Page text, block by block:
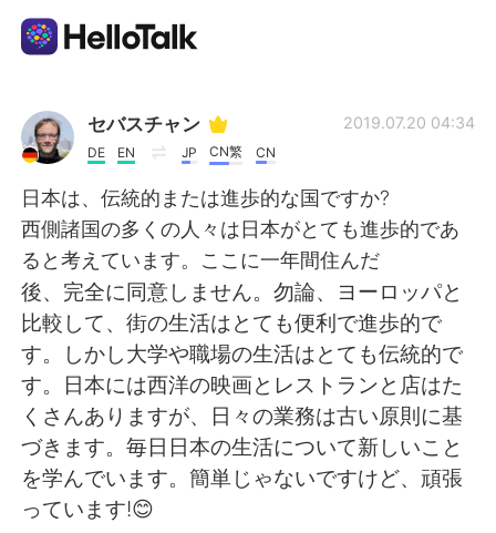
Language Exchange App
AI Grammar Checker
English
简体中文 繁體中文
Español العربية
Français Deutsch
日本語
セバスチャン
DE EN JP CN繁 CN
2019.07.20 04:34
日本は、伝統的または進歩的な国ですか?
西側諸国の多くの人々は日本がとても進歩的であ
ると考えています。ここに一年間住んだ
後、完全に同意しません。勿論、ヨーロッパと
比較して、街の生活はとても便利で進歩的で
す。しかし大学や職場の生活はとても伝統的で
す。日本には西洋の映画とレストランと店はた
くさんありますが、日々の業務は古い原則に基
づきます。毎日日本の生活について新しいこと
を学んでいます。簡単じゃないですけど、頑張
っています!😊